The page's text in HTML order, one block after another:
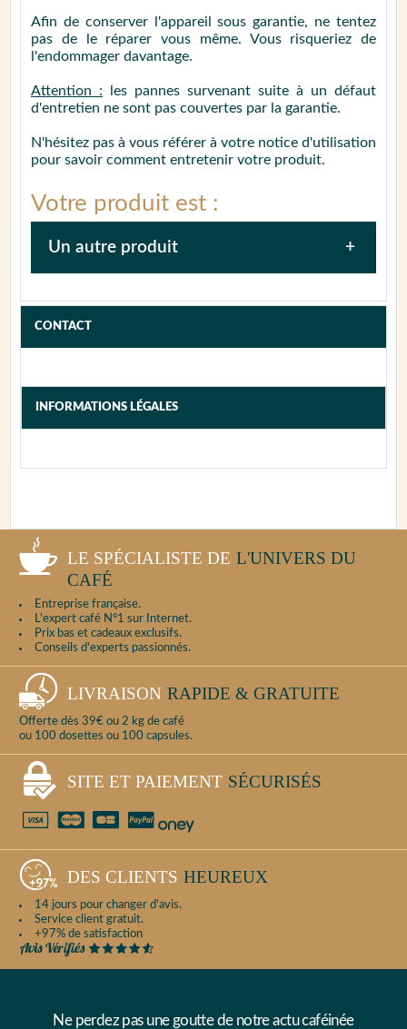
Afin de conserver l'appareil sous garantie, ne tentez
pas de le réparer vous même. Vous risqueriez de
l'endommager davantage.
Attention : les pannes survenant suite à un défaut
d'entretien ne sont pas couvertes par la garantie.
N'hésitez pas à vous référer à votre notice d'utilisation
pour savoir comment entretenir votre produit.
Votre produit est :
Un autre produit
Afin de faciliter la prise en charge de votre
temps, à tester l'appareil et essayer de
diagnostiquer la panne en vous reportant à la
au service après-vente.
CONTACT
INFORMATIONS LÉGALES
LE SPÉCIALISTE DE L'UNIVERS DU
CAFÉ
Entreprise française.
L'expert café N°1 sur Internet.
Prix bas et cadeaux exclusifs.
Conseils d'experts passionnés.
LIVRAISON RAPIDE & GRATUITE
Offerte dès 39€ ou 2 kg de café
ou 100 dosettes ou 100 capsules.
SITE ET PAIEMENT SÉCURISÉS
DES CLIENTS HEUREUX
14 jours pour changer d'avis.
Service client gratuit.
+97% de satisfaction
Ne perdez pas une goutte de notre actu caféinée